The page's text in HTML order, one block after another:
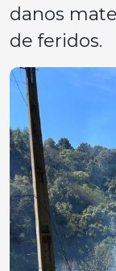
danos
de feridos.